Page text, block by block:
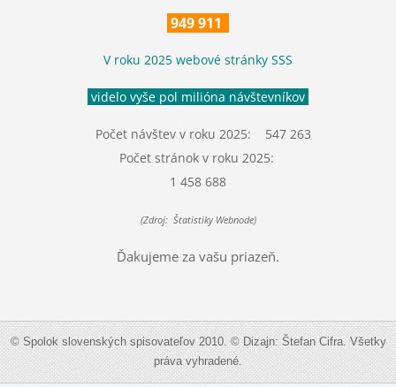
949 911
V roku 2025 webové stránky SSS
videlo vyše pol milióna návštevníkov
Počet návštev v roku 2025: 547 263
Počet stránok v roku 2025:
1 458 688
(Zdroj: Štatistiky Webnode)
Ďakujeme za vašu priazeň.
© Spolok slovenských spisovateľov 2010. © Dizajn: Štefan Cifra. Všetky
práva vyhradené.